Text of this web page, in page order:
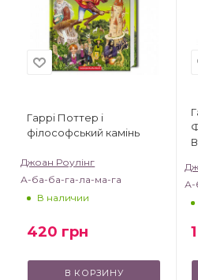
Гаррі Поттер і
філософський камінь
Джоан Роулінг
А-ба-ба-га-ла-ма-га
В наличии
420 грн
В КОРЗИНУ
А-